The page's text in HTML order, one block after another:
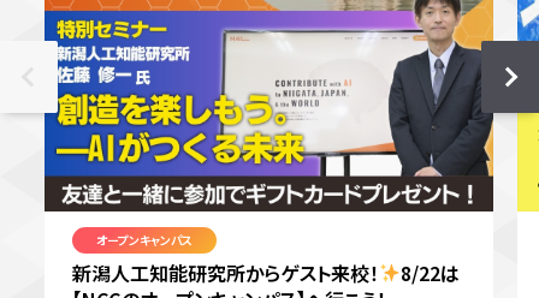
オープンキャンパス
新潟人工知能研究所からゲスト来校！
8/22は